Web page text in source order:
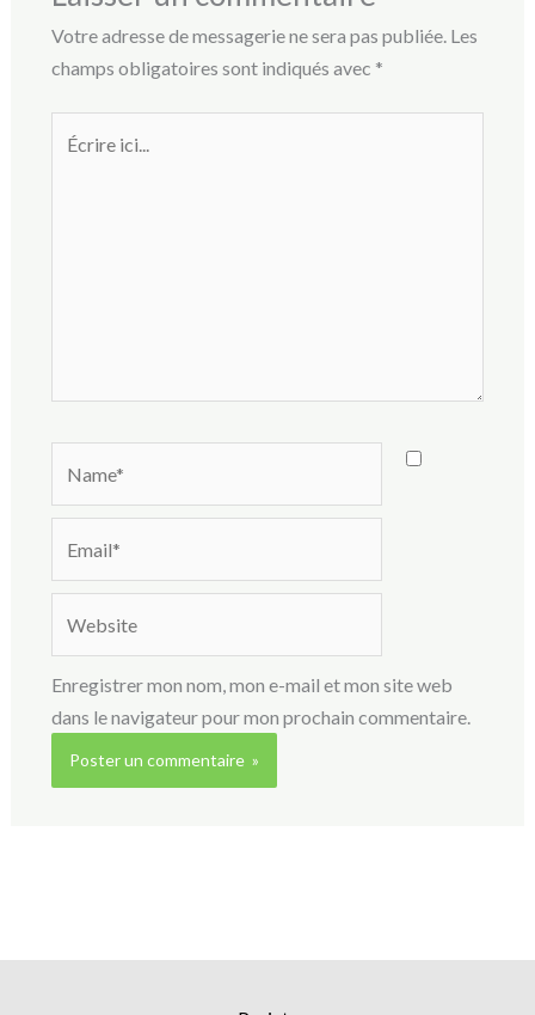
Votre adresse de messagerie ne sera pas publiée. Les
champs obligatoires sont indiqués avec *
Enregistrer mon nom, mon e-mail et mon site web
dans le navigateur pour mon prochain commentaire.